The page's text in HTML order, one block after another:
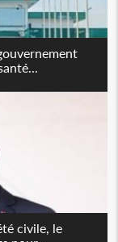
civile, le